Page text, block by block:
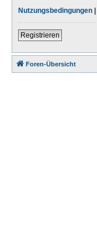
Nutzungsbedingungen |
Registrieren
Foren-Übersicht